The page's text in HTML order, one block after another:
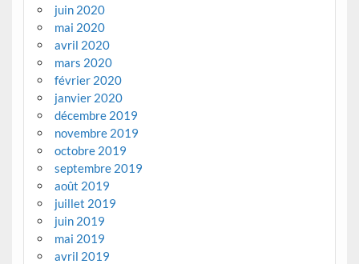
juin 2020
mai 2020
avril 2020
mars 2020
février 2020
janvier 2020
décembre 2019
novembre 2019
octobre 2019
septembre 2019
août 2019
juillet 2019
juin 2019
mai 2019
avril 2019